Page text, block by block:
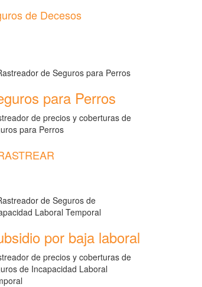
de Decesos
para Perros
de precios y coberturas de
para Perros
por baja laboral
de precios y coberturas de
de Incapacidad Laboral